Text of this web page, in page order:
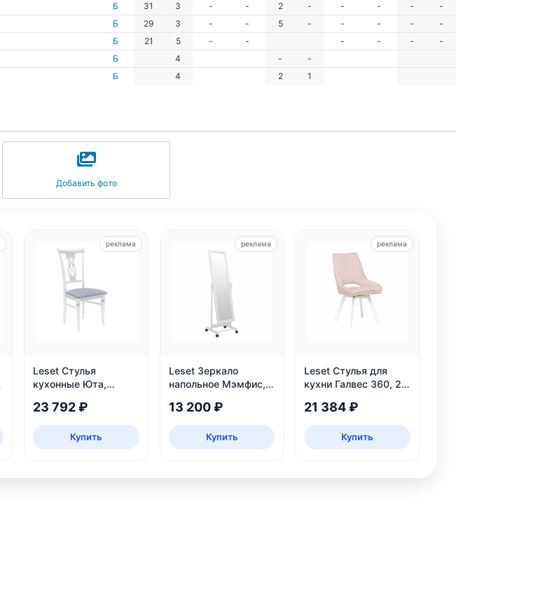
Б 31 3 - - 2 - - - -
-
Б 29 3 - - 5 - - - -
-
Б 21 5 - - - - -
-
Б 4 -
-
Б 4 2 1
Добавить фото
Leset Стулья
кухонные Юта,
серебро
23 792 ₽
Купить
реклама
Leset Зеркало
напольное Мэмфис,
13 200 ₽
Купить
реклама
Leset Стулья для
кухни Галвес 360, 2
21 384 ₽
Купить
реклама